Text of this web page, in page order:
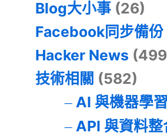
Blog大小事 (26)
Facebook同步備份
Hacker News
技術相關 (582)
AI 與機器學習
API 與資料整